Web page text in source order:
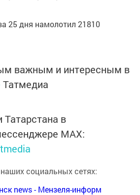
25 дня намолотил 21810
важным и интересным в
Татмедиа
Татарстана в
MАХ:
социальных сетях:
news - Мензеля-информ